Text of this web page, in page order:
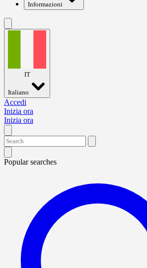
Informazioni
IT
Italiano
Accedi
Inizia ora
Inizia ora
Popular searches